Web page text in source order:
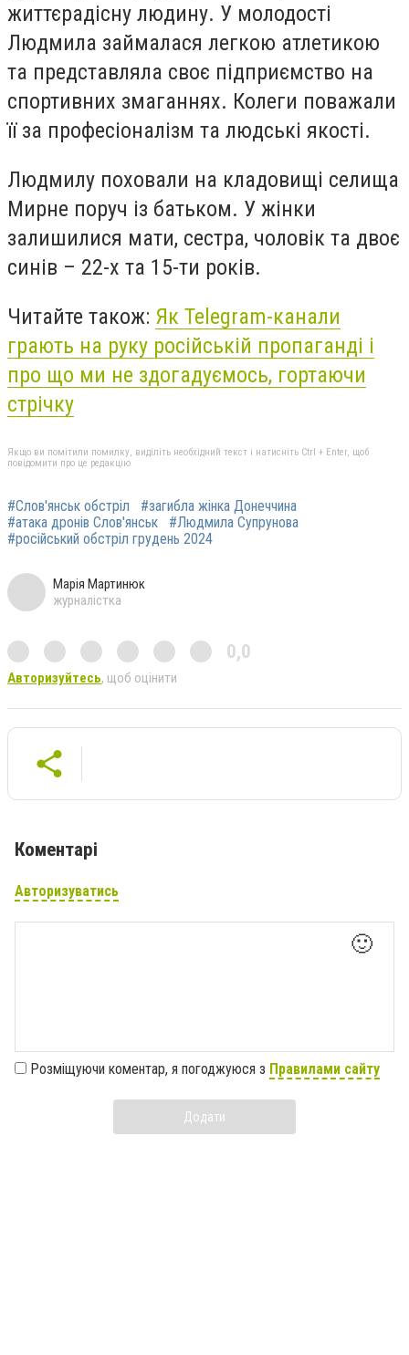
життєрадісну людину. У молодості
Людмила займалася легкою атлетикою
та представляла своє підприємство на
спортивних змаганнях. Колеги поважали
її за професіоналізм та людські якості.
Людмилу поховали на кладовищі селища
Мирне поруч із батьком. У жінки
залишилися мати, сестра, чоловік та двоє
синів – 22-х та 15-ти років.
Читайте також: Як Telegram-канали
грають на руку російській пропаганді і
про що ми не здогадуємось, гортаючи
стрічку
Якщо ви помітили помилку, виділіть необхідний текст і натисніть Ctrl + Enter, щоб
повідомити про це редакцію
#Слов'янськ обстріл
#загибла жінка Донеччина
#атака дронів Слов'янськ
#Людмила Супрунова
#російський обстріл грудень 2024
Марія Мартинюк
журналістка
0,0
Авторизуйтесь, щоб оцінити
Коментарі
Авторизуватись
🙂
Розміщуючи коментар, я погоджуюся з Правилами сайту
Додати